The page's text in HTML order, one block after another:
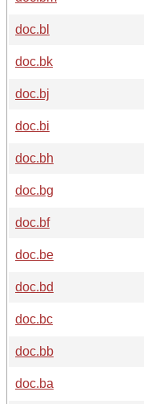
doc.bl
doc.bk
doc.bj
doc.bi
doc.bh
doc.bg
doc.bf
doc.be
doc.bd
doc.bc
doc.bb
doc.ba